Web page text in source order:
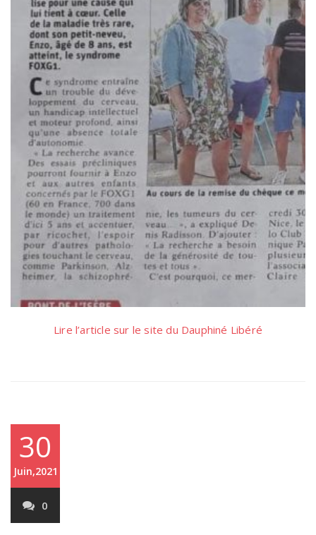
Lire l’article sur le site du Dauphiné Libéré
30
Juin,2021
0